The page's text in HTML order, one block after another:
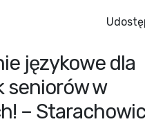
językowe dla
seniorów w
–